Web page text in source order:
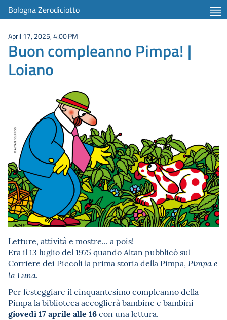
Bologna Zerodiciotto
April 17, 2025, 4:00 PM
Buon compleanno Pimpa! |
Loiano
Letture, attività e mostre... a pois!
Era il 13 luglio del 1975 quando Altan pubblicò sul
Corriere dei Piccoli la prima storia della Pimpa, Pimpa e
la Luna.
Per festeggiare il cinquantesimo compleanno della
Pimpa la biblioteca accoglierà bambine e bambini
giovedì 17 aprile alle 16con una lettura.